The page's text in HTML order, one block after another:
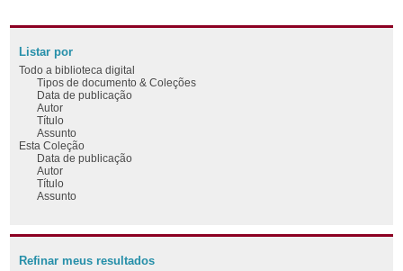
Listar por
Todo a biblioteca digital
Tipos de documento & Coleções
Data de publicação
Autor
Título
Assunto
Esta Coleção
Data de publicação
Autor
Título
Assunto
Refinar meus resultados